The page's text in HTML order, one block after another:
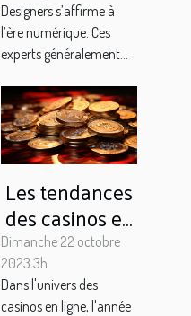
Designers s’affirme à
l’ère numérique. Ces
experts généralement...
Les tendances
des casinos en
ligne en 2023 :
l'exemple des
bonus exclusifs
Dimanche 22 octobre
2023 3h
Dans l'univers des
casinos en ligne, l'année